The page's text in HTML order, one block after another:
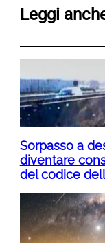
Leggi
Sorpasso a
diventare
del codice